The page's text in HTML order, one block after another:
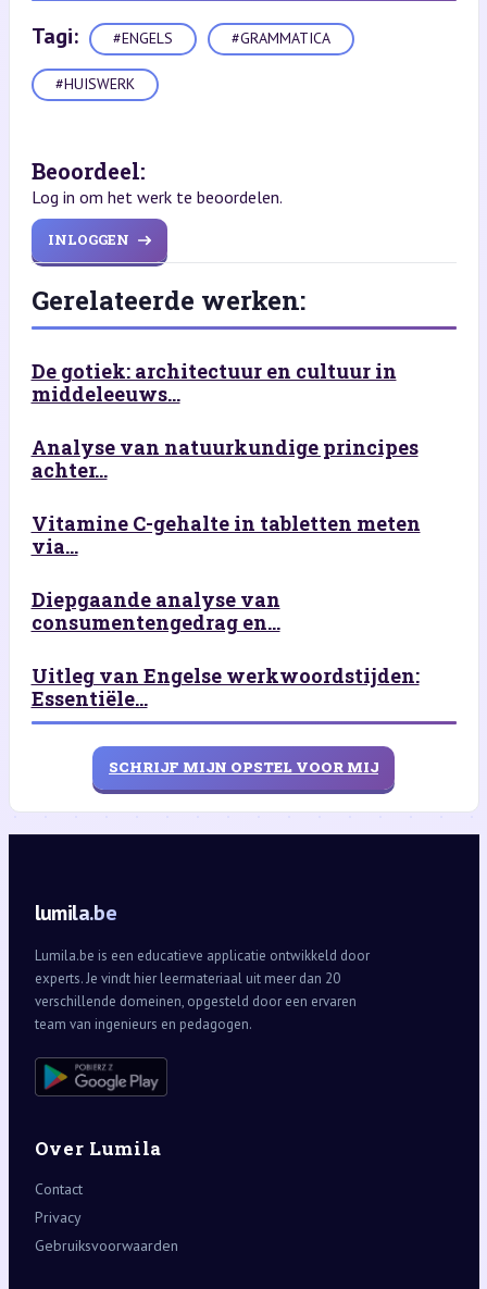
Tagi: #ENGELS #GRAMMATICA
#HUISWERK
Beoordeel:
Log in om het werk te beoordelen.
INLOGGEN
Gerelateerde werken:
De gotiek: architectuur en cultuur in
middeleeuws...
Analyse van natuurkundige principes
achter...
Vitamine C-gehalte in tabletten meten
via...
Diepgaande analyse van
consumentengedrag en...
Uitleg van Engelse werkwoordstijden:
Essentiële...
SCHRIJF MIJN OPSTEL VOOR MIJ
lumila.be
Lumila.be is een educatieve applicatie ontwikkeld door
experts. Je vindt hier leermateriaal uit meer dan 20
verschillende domeinen, opgesteld door een ervaren
team van ingenieurs en pedagogen.
Over Lumila
Contact
Privacy
Gebruiksvoorwaarden